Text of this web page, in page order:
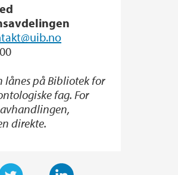
på Bibliotek for
fag. For
direkte.